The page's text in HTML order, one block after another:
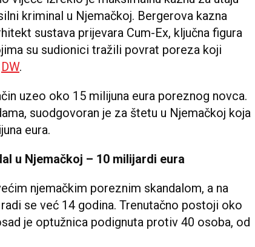
kriminal u Njemačkoj. Bergerova kazna
sustava prijevara Cum-Ex, ključna figura
su sudionici tražili povrat poreza koji
DW.
uzeo oko 15 milijuna eura poreznog novca.
suodgovoran je za štetu u Njemačkoj koja
eura.
u Njemačkoj – 10 milijardi eura
njemačkim poreznim skandalom, a na
se već 14 godina. Trenutačno postoji oko
je optužnica podignuta protiv 40 osoba, od